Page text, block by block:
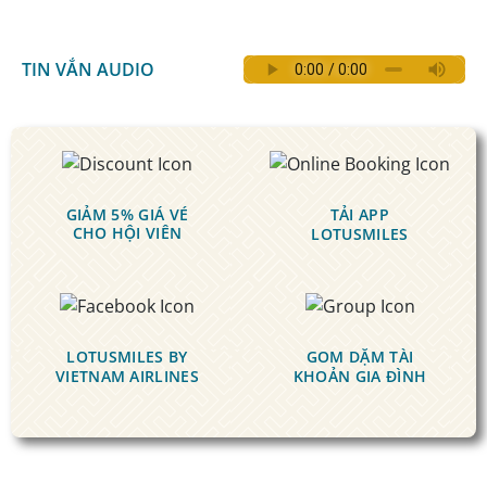
TIN VẮN AUDIO
GIẢM 5% GIÁ VÉ
CHO HỘI VIÊN
TẢI APP
LOTUSMILES
LOTUSMILES BY
VIETNAM AIRLINES
GOM DẶMTÀI
KHOẢN GIA ĐÌNH